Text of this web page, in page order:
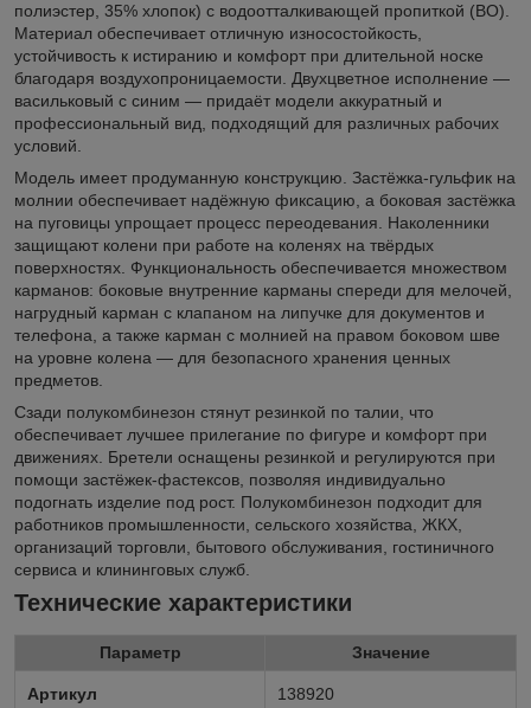
полиэстер, 35% хлопок) с водоотталкивающей пропиткой (ВО).
Материал обеспечивает отличную износостойкость,
устойчивость к истиранию и комфорт при длительной носке
благодаря воздухопроницаемости. Двухцветное исполнение —
васильковый с синим — придаёт модели аккуратный и
профессиональный вид, подходящий для различных рабочих
условий.
Модель имеет продуманную конструкцию. Застёжка-гульфик на
молнии обеспечивает надёжную фиксацию, а боковая застёжка
на пуговицы упрощает процесс переодевания. Наколенники
защищают колени при работе на коленях на твёрдых
поверхностях. Функциональность обеспечивается множеством
карманов: боковые внутренние карманы спереди для мелочей,
нагрудный карман с клапаном на липучке для документов и
телефона, а также карман с молнией на правом боковом шве
на уровне колена — для безопасного хранения ценных
предметов.
Сзади полукомбинезон стянут резинкой по талии, что
обеспечивает лучшее прилегание по фигуре и комфорт при
движениях. Бретели оснащены резинкой и регулируются при
помощи застёжек-фастексов, позволяя индивидуально
подогнать изделие под рост. Полукомбинезон подходит для
работников промышленности, сельского хозяйства, ЖКХ,
организаций торговли, бытового обслуживания, гостиничного
сервиса и клининговых служб.
Технические характеристики
Параметр Значение
Артикул 138920